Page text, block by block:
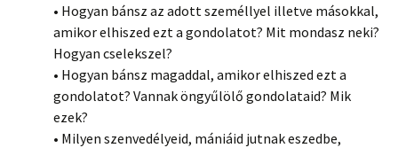
• Hogyan bánsz az adott személlyel illetve másokkal,
amikor elhiszed ezt a gondolatot? Mit mondasz neki?
Hogyan cselekszel?
• Hogyan bánsz magaddal, amikor elhiszed ezt a
gondolatot? Vannak öngyűlölő gondolataid? Mik
ezek?
• Milyen szenvedélyeid, mániáid jutnak eszedbe,